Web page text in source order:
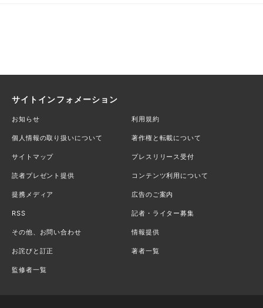
サイトインフォメーション
お知らせ 利用規約
個人情報の取り扱いについて 著作権と転載について
サイトマップ プレスリリース受付
読者プレゼント提供 コンテンツ利用について
提携メディア 広告のご案内
RSS 記者・ライター募集
その他、お問い合わせ 情報提供
お詫びと訂正 著者一覧
監修者一覧